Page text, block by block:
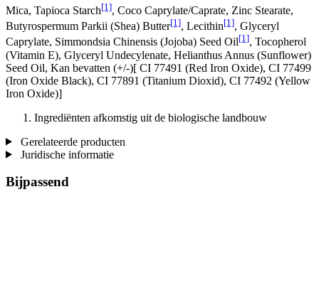
Mica, Tapioca Starch[1], Coco Caprylate/Caprate, Zinc Stearate,
Butyrospermum Parkii (Shea) Butter[1], Lecithin[1], Glyceryl
Caprylate, Simmondsia Chinensis (Jojoba) Seed Oil[1], Tocopherol
(Vitamin E), Glyceryl Undecylenate, Helianthus Annus (Sunflower)
Seed Oil, Kan bevatten (+/-)[ CI 77491 (Red Iron Oxide), CI 77499
(Iron Oxide Black), CI 77891 (Titanium Dioxid), CI 77492 (Yellow
Iron Oxide)]
Ingrediënten afkomstig uit de biologische landbouw
Gerelateerde producten
Juridische informatie
Bijpassend